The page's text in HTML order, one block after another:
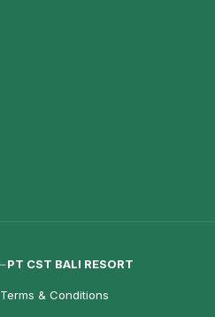
PT CST BALI RESORT
Terms & Conditions